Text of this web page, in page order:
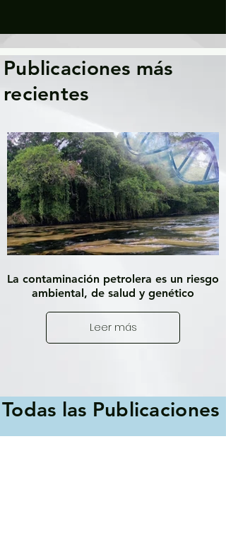
Publicaciones más
recientes
La contaminación petrolera es un riesgo
ambiental, de salud y genético
Leer más
Todas las Publicaciones